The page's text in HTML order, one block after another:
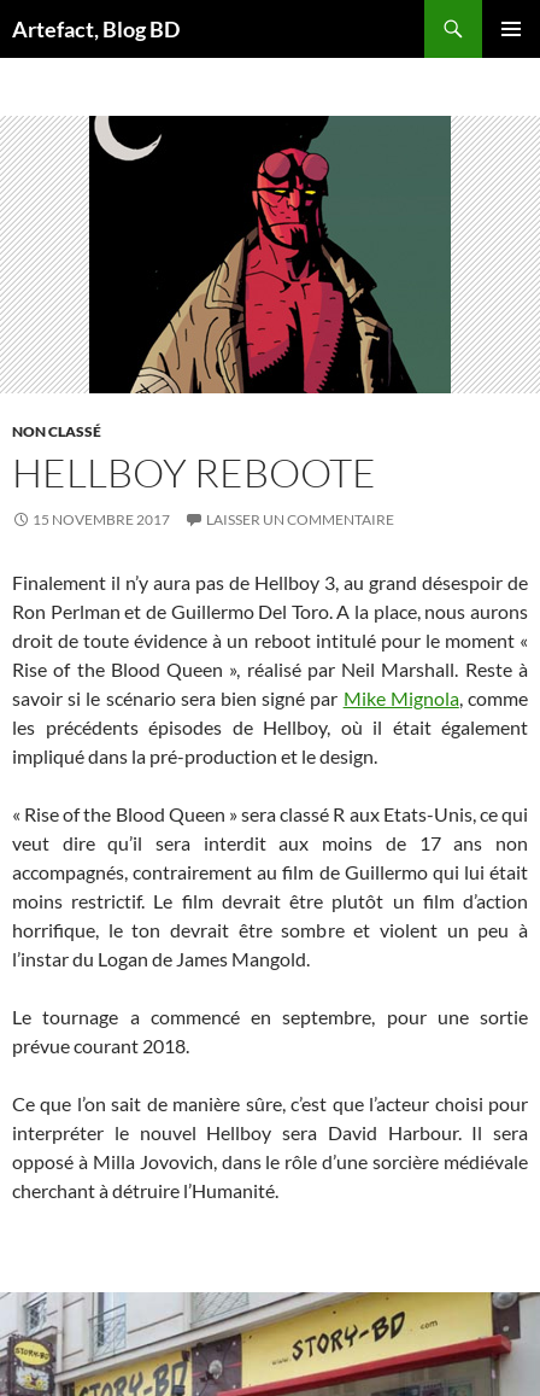
auArtefact, Blog BD
NON CLASSÉ
HELLBOY REBOOTE
15 NOVEMBRE 2017 LAISSER UN COMMENTAIRE
Finalement il n’y aura pas de Hellboy 3, au grand désespoir de
Ron Perlman et de Guillermo Del Toro. A la place, nous aurons
droit de toute évidence à un reboot intitulé pour le moment «
Rise of the Blood Queen », réalisé par Neil Marshall. Reste à
savoir si le scénario sera bien signé par Mike Mignola, comme
les précédents épisodes de Hellboy, où il était également
impliqué dans la pré-production et le design.
« Rise of the Blood Queen » sera classé R aux Etats-Unis, ce qui
veut dire qu’il sera interdit aux moins de 17 ans non
accompagnés, contrairement au film de Guillermo qui lui était
moins restrictif. Le film devrait être plutôt un film d’action
horrifique, le ton devrait être sombre et violent un peu à
l’instar du Logan de James Mangold.
Le tournage a commencé en septembre, pour une sortie
prévue courant 2018.
Ce que l’on sait de manière sûre, c’est que l’acteur choisi pour
interpréter le nouvel Hellboy sera David Harbour. Il sera
opposé à Milla Jovovich, dans le rôle d’une sorcière médiévale
cherchant à détruire l’Humanité.